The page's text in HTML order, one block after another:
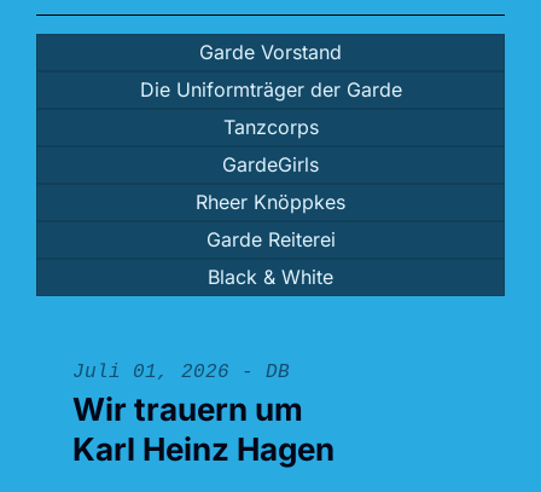
Garde Vorstand
Die Uniformträger der Garde
Tanzcorps
GardeGirls
Rheer Knöppkes
Garde Reiterei
Black & White
Juli 01, 2026 - DB
Wir trauern um
Karl Heinz Hagen